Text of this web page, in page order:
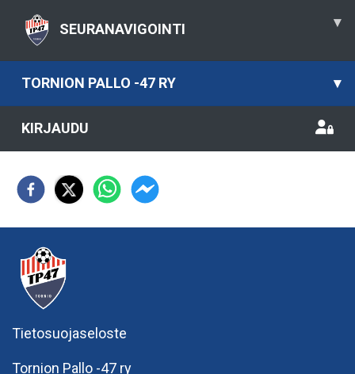
SEURANAVIGOINTI ▾
TORNION PALLO -47 RY ▾
KIRJAUDU
Tietosuojaseloste
Tornion Pallo -47 ry